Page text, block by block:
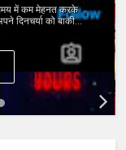
समय में कम मेहनत करके
दिनचर्या को बाकी...